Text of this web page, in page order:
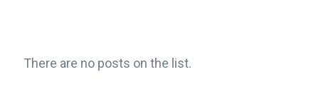
There are no posts on the list.